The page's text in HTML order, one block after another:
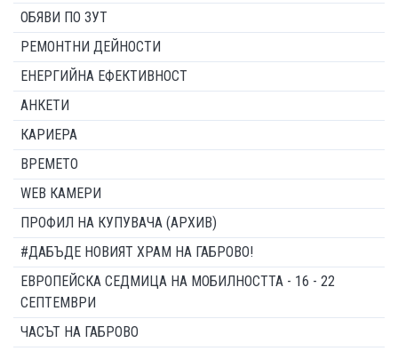
ОБЯВИ ПО ЗУТ
РЕМОНТНИ ДЕЙНОСТИ
ЕНЕРГИЙНА ЕФЕКТИВНОСТ
АНКЕТИ
КАРИЕРА
ВРЕМЕТО
WEB КАМЕРИ
ПРОФИЛ НА КУПУВАЧА (АРХИВ)
#ДАБЪДЕ НОВИЯТ ХРАМ НА ГАБРОВО!
ЕВРОПЕЙСКА СЕДМИЦА НА МОБИЛНОСТТА - 16 - 22
СЕПТЕМВРИ
ЧАСЪТ НА ГАБРОВО